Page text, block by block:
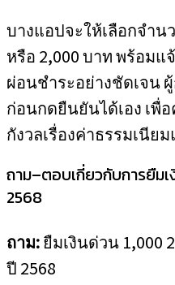
บางแอปจะให้เลือกจำน
หรือ 2,000 บาท พร้อมแ
ผ่อนชำระอย่างชัดเจน
ก่อนกดยืนยันได้เอง เพื่
กังวลเรื่องค่าธรรมเนีย
ถาม–ตอบเกี่ยวกับการยืม
2568
ถาม:ยืมเงินด่วน 1,000
ปี 2568